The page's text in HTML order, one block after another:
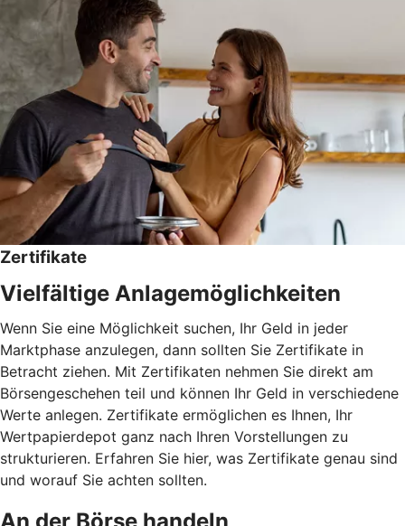
Zertifikate
Vielfältige Anlagemöglichkeiten
Wenn Sie eine Möglichkeit suchen, Ihr Geld in jeder
Marktphase anzulegen, dann sollten Sie Zertifikate in
Betracht ziehen. Mit Zertifikaten nehmen Sie direkt am
Börsengeschehen teil und können Ihr Geld in verschiedene
Werte anlegen. Zertifikate ermöglichen es Ihnen, Ihr
Wertpapierdepot ganz nach Ihren Vorstellungen zu
strukturieren. Erfahren Sie hier, was Zertifikate genau sind
und worauf Sie achten sollten.
An der Börse handeln